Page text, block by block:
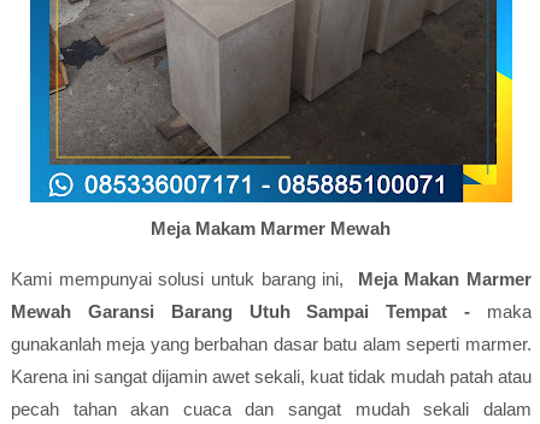
Meja Makam Marmer Mewah
Kami mempunyai solusi untuk barang ini, Meja Makan Marmer
Mewah Garansi Barang Utuh Sampai Tempat - maka
gunakanlah meja yang berbahan dasar batu alam seperti marmer.
Karena ini sangat dijamin awet sekali, kuat tidak mudah patah atau
pecah tahan akan cuaca dan sangat mudah sekali dalam